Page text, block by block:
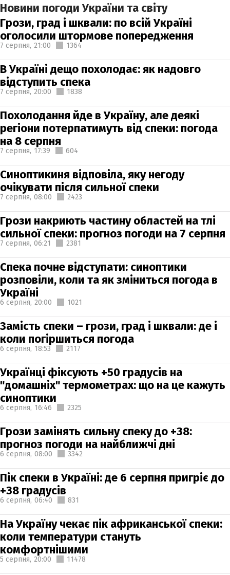
Новини погоди України та світу
Грози, град і шквали: по всій Україні
оголосили штормове попередження
7 серпня, 21:00 1364
В Україні дещо похолодає: як надовго
відступить спека
7 серпня, 20:00 1838
Похолодання йде в Україну, але деякі
регіони потерпатимуть від спеки: погода
на 8 серпня
7 серпня, 17:39 604
Синоптикиня відповіла, яку негоду
очікувати після сильної спеки
7 серпня, 08:00 2423
Грози накриють частину областей на тлі
сильної спеки: прогноз погоди на 7 серпня
7 серпня, 06:21 2381
Спека почне відступати: синоптики
розповіли, коли та як зміниться погода в
Україні
6 серпня, 20:00 1021
Замість спеки – грози, град і шквали: де і
коли погіршиться погода
6 серпня, 18:53 2117
Українці фіксують +50 градусів на
"домашніх" термометрах: що на це кажуть
синоптики
6 серпня, 16:46 2325
Грози замінять сильну спеку до +38:
прогноз погоди на найближчі дні
6 серпня, 08:00 3342
Пік спеки в Україні: де 6 серпня пригріє до
+38 градусів
6 серпня, 06:40 831
На Україну чекає пік африканської спеки:
коли температури стануть
комфортнішими
5 серпня, 20:00 11478